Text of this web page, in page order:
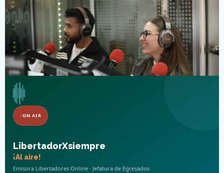
ON AIR
LibertadorXsiempre
¡Al aire!
Emisora Libertadores Online · Jefatura de Egresados